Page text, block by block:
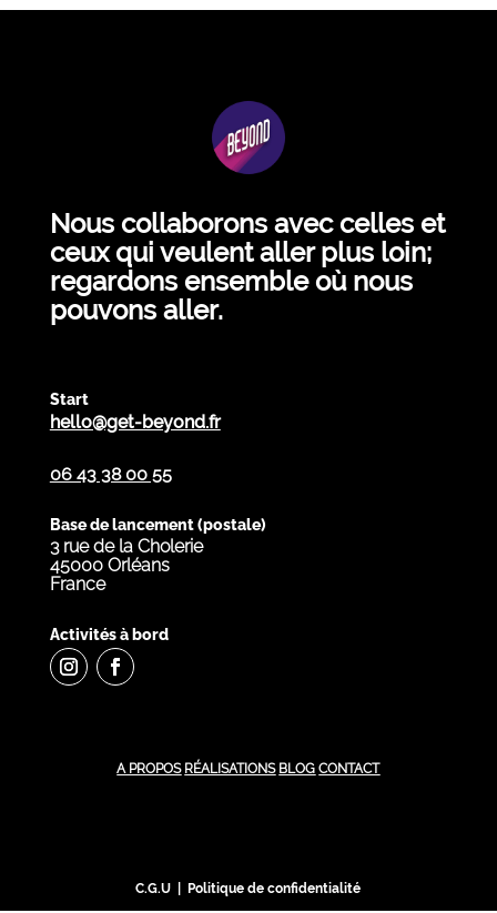
Nous collaborons avec celles et
ceux qui veulent aller plus loin;
regardons ensemble où nous
pouvons aller.
Start
hello@get-beyond.fr
06 43 38 00 55
Base de lancement (postale)
3 rue de la Cholerie
45000 Orléans
France
Activités à bord
A PROPOS RÉALISATIONS BLOG CONTACT
C.G.U | Politique de confidentialité